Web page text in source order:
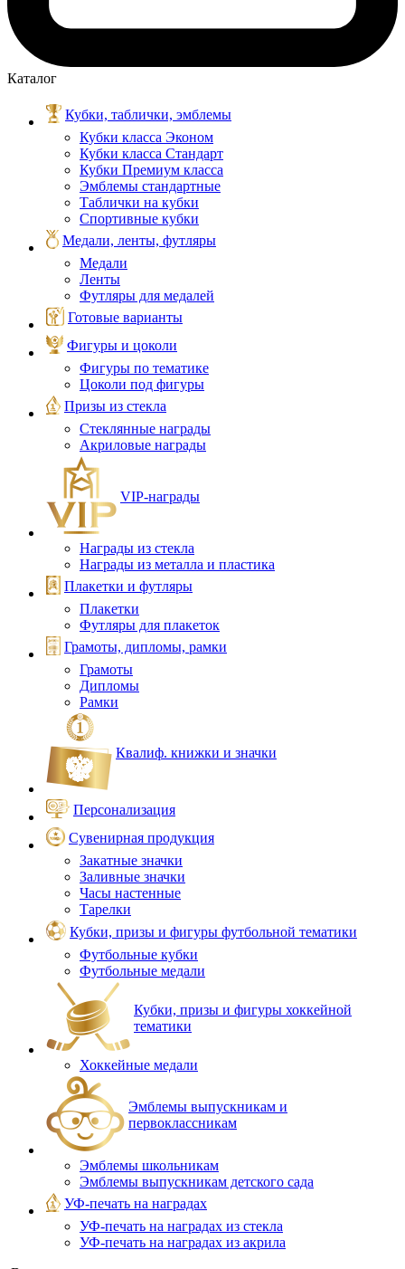
Каталог
Кубки, таблички, эмблемы
Кубки класса Эконом
Кубки класса Стандарт
Кубки Премиум класса
Эмблемы стандартные
Таблички на кубки
Спортивные кубки
Медали, ленты, футляры
Медали
Ленты
Футляры для медалей
Готовые варианты
Фигуры и цоколи
Фигуры по тематике
Цоколи под фигуры
Призы из стекла
Стеклянные награды
Акриловые награды
VIP‑награды
Награды из стекла
Награды из металла и пластика
Плакетки и футляры
Плакетки
Футляры для плакеток
Грамоты, дипломы, рамки
Грамоты
Дипломы
Рамки
Квалиф. книжки и значки
Персонализация
Сувенирная продукция
Закатные значки
Заливные значки
Часы настенные
Тарелки
Кубки, призы и фигуры футбольной тематики
Футбольные кубки
Футбольные медали
Кубки, призы и фигуры хоккейной
тематики
Хоккейные медали
Эмблемы выпускникам и
первоклассникам
Эмблемы школьникам
Эмблемы выпускникам детского сада
УФ-печать на наградах
УФ‑печать на наградах из стекла
УФ-печать на наградах из акрила